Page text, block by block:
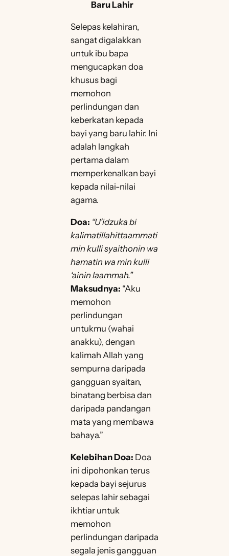
Baru Lahir
Selepas kelahiran,
sangat digalakkan
untuk ibu bapa
mengucapkan doa
khusus bagi
memohon
perlindungan dan
keberkatan kepada
bayi yang baru lahir. Ini
adalah langkah
pertama dalam
memperkenalkan bayi
kepada nilai-nilai
agama.
Doa: “U’idzuka bi
kalimatillahittaammati
min kulli syaithonin wa
hamatin wa min kulli
‘ainin laammah.”
Maksudnya: “Aku
memohon
perlindungan
untukmu (wahai
anakku), dengan
kalimah Allah yang
sempurna daripada
gangguan syaitan,
binatang berbisa dan
daripada pandangan
mata yang membawa
bahaya.”
Kelebihan Doa: Doa
ini dipohonkan terus
kepada bayi sejurus
selepas lahir sebagai
ikhtiar untuk
memohon
perlindungan daripada
segala jenis gangguan